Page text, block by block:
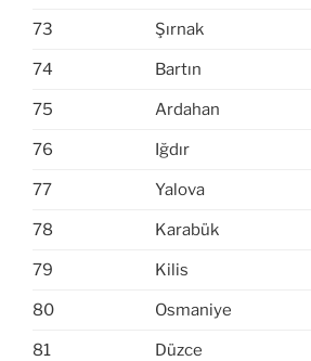
73 Şırnak
74 Bartın
75 Ardahan
76 Iğdır
77 Yalova
78 Karabük
79 Kilis
80 Osmaniye
81 Düzce